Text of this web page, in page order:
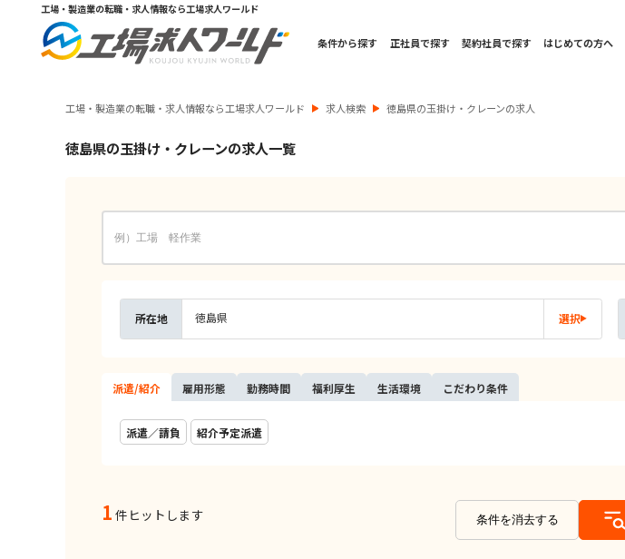
工場・製造業の転職・求人情報なら工場求人ワールド
条件から探す 正社員で探す 契約社員で探す はじめての方へ
工場・製造業の転職・求人情報なら工場求人ワールド 求人検索 徳島県の玉掛け・クレーンの求人
徳島県の玉掛け・クレーンの求人一覧
所在地 徳島県 選択
派遣/紹介 雇用形態 勤務時間 福利厚生 生活環境 こだわり条件
派遣／請負 紹介予定派遣
1 件ヒットします 条件を消去する